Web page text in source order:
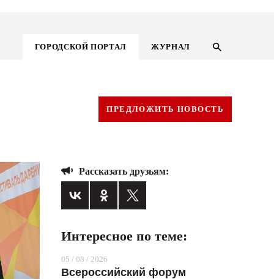
ГОРОДСКОЙ ПОРТАЛ ЖУРНАЛ
ГОРОДСКОЙ ПОРТАЛ
ПРЕДЛОЖИТЬ НОВОСТЬ
Рассказать друзьям:
Интересное по теме:
05 / 08 / 2026
Всероссийский форум